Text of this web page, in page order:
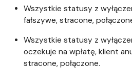
Wszystkie statusy z
fałszywe, stracone,
Wszystkie statusy z
oczekuje na wpłatę, klient
stracone, połączone.